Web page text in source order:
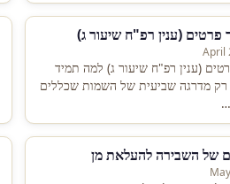
April
(ענין רפ"ח שיעור ג) למה תמיד
רק מדרגה שביעית של השמות שכללים